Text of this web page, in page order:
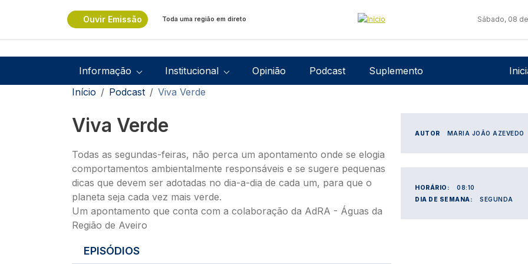
Ouvir Emissão Toda uma região em direto Sábado, 08
Navegação principal
Informação Institucional Opinião Podcast Suplemento
Navegação estrutural
Início Podcast Viva Verde
Viva Verde
Todas as segundas-feiras, não perca um apontamento onde se elogia
comportamentos ambientalmente responsáveis e se sugere pequenas
dicas que devem ser adotadas no dia-a-dia de cada um, para que o
planeta seja cada vez mais verde.
Um apontamento que conta com a colaboração da AdRA - Águas da
Região de Aveiro
EPISÓDIOS
AUTOR MARIA JOÃO AZEVEDO
HORÁRIO:
08:10
DIA DE SEMANA:
SEGUNDA